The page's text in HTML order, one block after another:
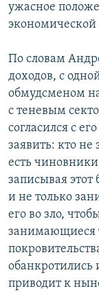
ужасное
По словам
доходов, с
обмудсменом
с теневым
согласился с
заявить: кто не
есть
записывая
и не только
его во зло,
занимающиеся
обанкротились
приводит к